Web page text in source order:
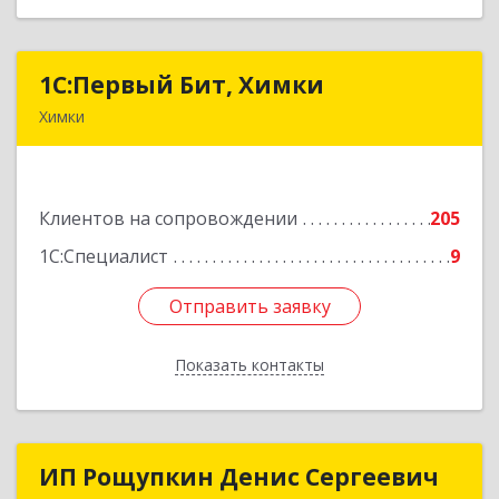
1С:Первый Бит, Химки
Химки
Клиентов на сопровождении
205
1С:Специалист
9
Отправить заявку
Показать контакты
1С:Первый Бит, Химки
Подробнее
Отправить заявку
Назад
ИП Рощупкин Денис Сергеевич
ИП Рощупкин Денис Сергеевич